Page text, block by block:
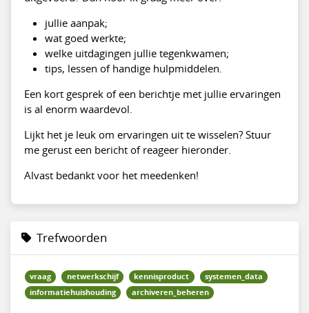
jullie aanpak;
wat goed werkte;
welke uitdagingen jullie tegenkwamen;
tips, lessen of handige hulpmiddelen.
Een kort gesprek of een berichtje met jullie ervaringen
is al enorm waardevol.
Lijkt het je leuk om ervaringen uit te wisselen? Stuur
me gerust een bericht of reageer hieronder.
Alvast bedankt voor het meedenken!
Trefwoorden
vraag netwerkschijf kennisproduct
systemen_data
informatiehuishouding
archiveren_beheren